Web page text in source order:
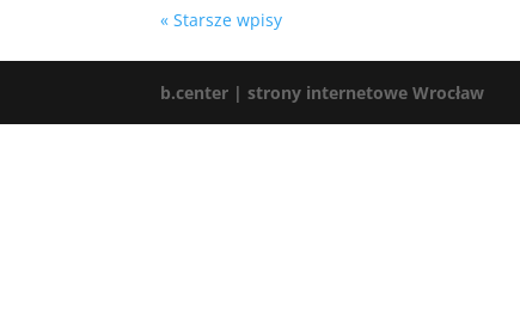
« Starsze wpisy
b.center | strony internetowe Wrocław